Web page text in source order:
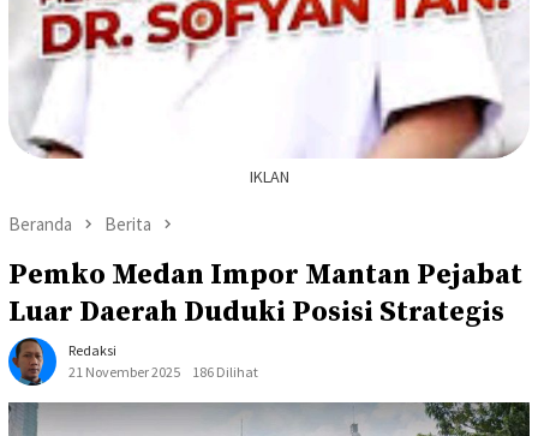
IKLAN
Beranda Berita
Pemko Medan Impor Mantan Pejabat
Luar Daerah Duduki Posisi Strategis
Redaksi
21 November 2025
186 Dilihat